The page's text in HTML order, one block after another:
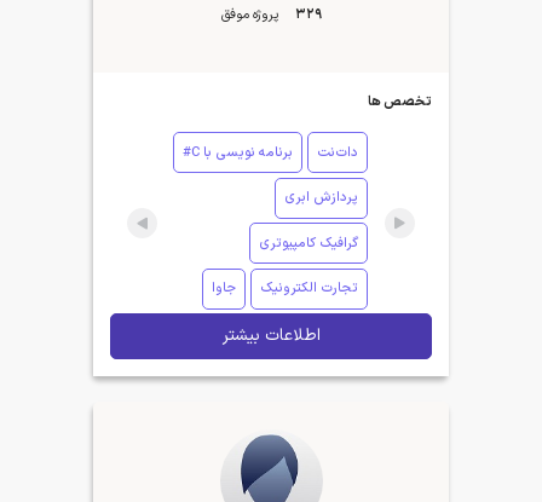
329 پروژه موفق
تخصص ها
دات‌نت برنامه نویسی با C#
پردازش ابری
گرافیک کامپیوتری
تجارت الکترونیک جاوا
اطلاعات بیشتر